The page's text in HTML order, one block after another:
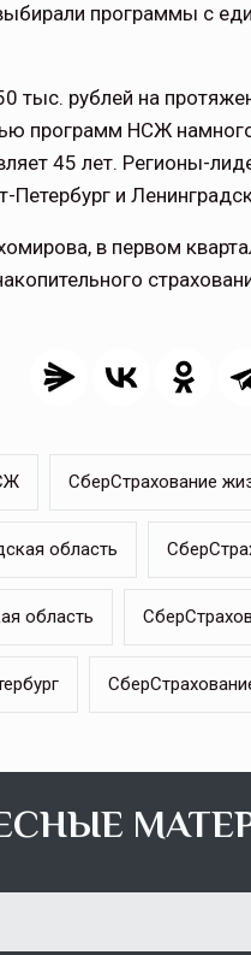
программы с
тыс. рублей на
программ НСЖ
45 лет. Регионы-
и
в первом
СберСтрахование
область
область